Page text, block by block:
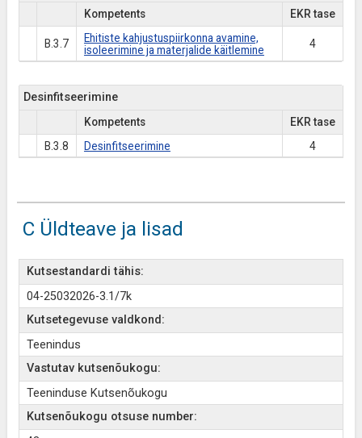
Kompetents EKR tase
B.3.7
Ehitiste kahjustuspiirkonna avamine,
isoleerimine ja materjalide käitlemine
4
Desinfitseerimine
Kompetents
EKR tase
B.3.8
Desinfitseerimine 4
C Üldteave ja lisad
Kutsestandardi tähis:
04-25032026-3.1/7k
Kutsetegevuse valdkond:
Teenindus
Vastutav kutsenõukogu:
Teeninduse Kutsenõukogu
Kutsenõukogu otsuse number: